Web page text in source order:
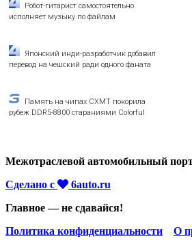
Робот-гитарист самостоятельно
исполняет музыку по файлам
Японский инди-разработчик добавил
перевод на чешский ради одного фаната
Память на чипах CXMT покорила
рубеж DDR5-8800 стараниями Colorful
Межотраслевой автомобильный
Сделано с
6auto.ru
Главное — не сдавайся!
Политика конфиденциальности
О